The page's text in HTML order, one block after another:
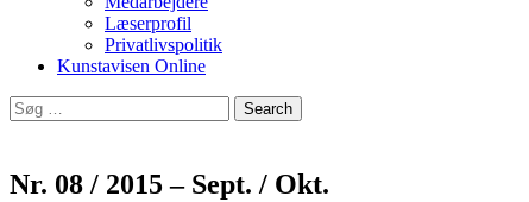
Læserprofil
Privatlivspolitik
Kunstavisen Online
Search
for:
Nr. 08 / 2015 – Sept. / Okt.